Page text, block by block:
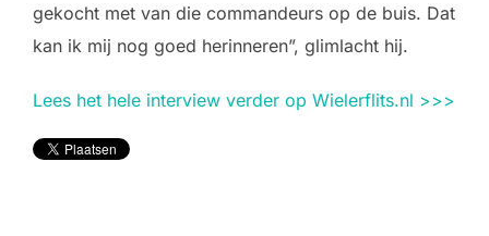
gekocht met van die commandeurs op de buis. Dat
kan ik mij nog goed herinneren”, glimlacht hij.
Lees het hele interview verder op Wielerflits.nl >>>